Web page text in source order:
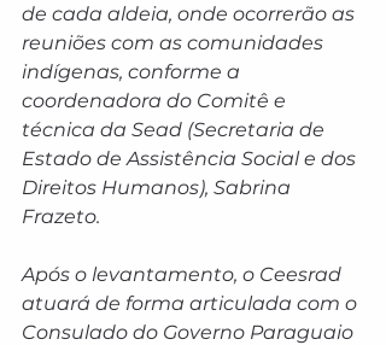
de cada aldeia, onde ocorrerão as
reuniões com as comunidades
indígenas, conforme a
coordenadora do Comitê e
técnica da Sead (Secretaria de
Estado de Assistência Social e dos
Direitos Humanos), Sabrina
Frazeto.
Após o levantamento, o Ceesrad
atuará de forma articulada com o
Consulado do Governo Paraguaio